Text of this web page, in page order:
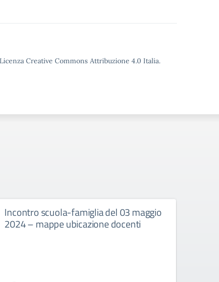
Creative Commons Attribuzione 4.0 Italia.
Incontro scuola-famiglia del 03 maggio
2024 – mappe ubicazione docenti